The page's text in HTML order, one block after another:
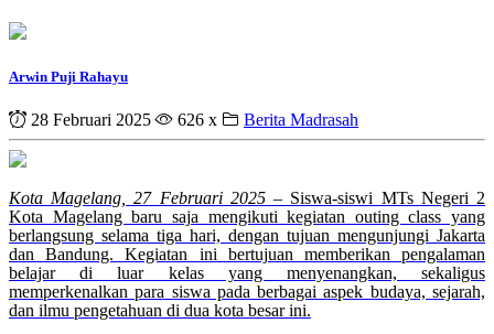
Arwin Puji Rahayu
28 Februari 2025 626 x Berita Madrasah
Kota Magelang, 27 Februari 2025– Siswa-siswi MTs Negeri 2
Kota Magelang baru saja mengikuti kegiatan outing class yang
berlangsung selama tiga hari, dengan tujuan mengunjungi Jakarta
dan Bandung. Kegiatan ini bertujuan memberikan pengalaman
belajar di luar kelas yang menyenangkan, sekaligus
memperkenalkan para siswa pada berbagai aspek budaya, sejarah,
dan ilmu pengetahuan di dua kota besar ini.